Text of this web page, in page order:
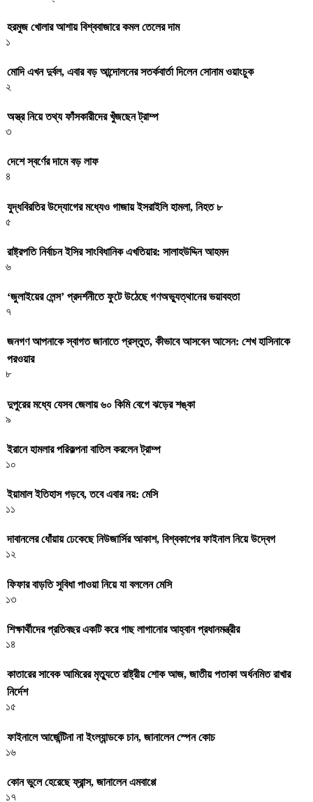
হরমুজ খোলার আশায় বিশ্ববাজারে কমল তেলের দাম
১
মোদি এখন দুর্বল, এবার বড় আন্দোলনের সতর্কবার্তা দিলেন সোনাম ওয়াংচুক
২
অস্ত্র নিয়ে তথ্য ফাঁসকারীদের খুঁজছেন ট্রাম্প
৩
দেশে স্বর্ণের দামে বড় লাফ
৪
যুদ্ধবিরতির উদ্যোগের মধ্যেও গাজায় ইসরাইলি হামলা, নিহত ৮
৫
রাষ্ট্রপতি নির্বাচন ইসির সাংবিধানিক এখতিয়ার: সালাহউদ্দিন আহমদ
৬
‘জুলাইয়ের লেন্স’ প্রদর্শনীতে ফুটে উঠেছে গণঅভ্যুত্থানের ভয়াবহতা
৭
জনগণ আপনাকে স্বাগত জানাতে প্রস্তুত, কীভাবে আসবেন আসেন: শেখ হাসিনাকে
পরওয়ার
৮
দুপুরের মধ্যে যেসব জেলায় ৬০ কিমি বেগে ঝড়ের শঙ্কা
৯
ইরানে হামলার পরিকল্পনা বাতিল করলেন ট্রাম্প
১০
ইয়ামাল ইতিহাস গড়বে, তবে এবার নয়: মেসি
১১
দাবানলের ধোঁয়ায় ঢেকেছে নিউজার্সির আকাশ, বিশ্বকাপের ফাইনাল নিয়ে উদ্বেগ
১২
ফিফার বাড়তি সুবিধা পাওয়া নিয়ে যা বললেন মেসি
১৩
শিক্ষার্থীদের প্রতিবছর একটি করে গাছ লাগানোর আহ্বান প্রধানমন্ত্রীর
১৪
কাতারের সাবেক আমিরের মৃত্যুতে রাষ্ট্রীয় শোক আজ, জাতীয় পতাকা অর্ধনমিত রাখার
নির্দেশ
১৫
ফাইনালে আর্জেন্টিনা না ইংল্যান্ডকে চান, জানালেন স্পেন কোচ
১৬
কোন ভুলে হেরেছে ফ্রান্স, জানালেন এমবাপ্পে
১৭